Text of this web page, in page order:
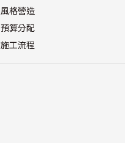
風格營造
預算分配
施工流程